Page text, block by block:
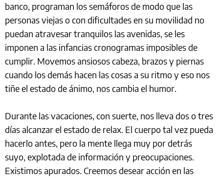
banco, programan los semáforos de modo que las
personas viejas o con dificultades en su movilidad no
puedan atravesar tranquilos las avenidas, se les
imponen a las infancias cronogramas imposibles de
cumplir. Movemos ansiosos cabeza, brazos y piernas
cuando los demás hacen las cosas a su ritmo y eso nos
tiñe el estado de ánimo, nos cambia el humor.
Durante las vacaciones, con suerte, nos lleva dos o tres
días alcanzar el estado de relax. El cuerpo tal vez pueda
hacerlo antes, pero la mente llega muy por detrás
suyo, explotada de información y preocupaciones.
Existimos apurados. Creemos desear acción en las